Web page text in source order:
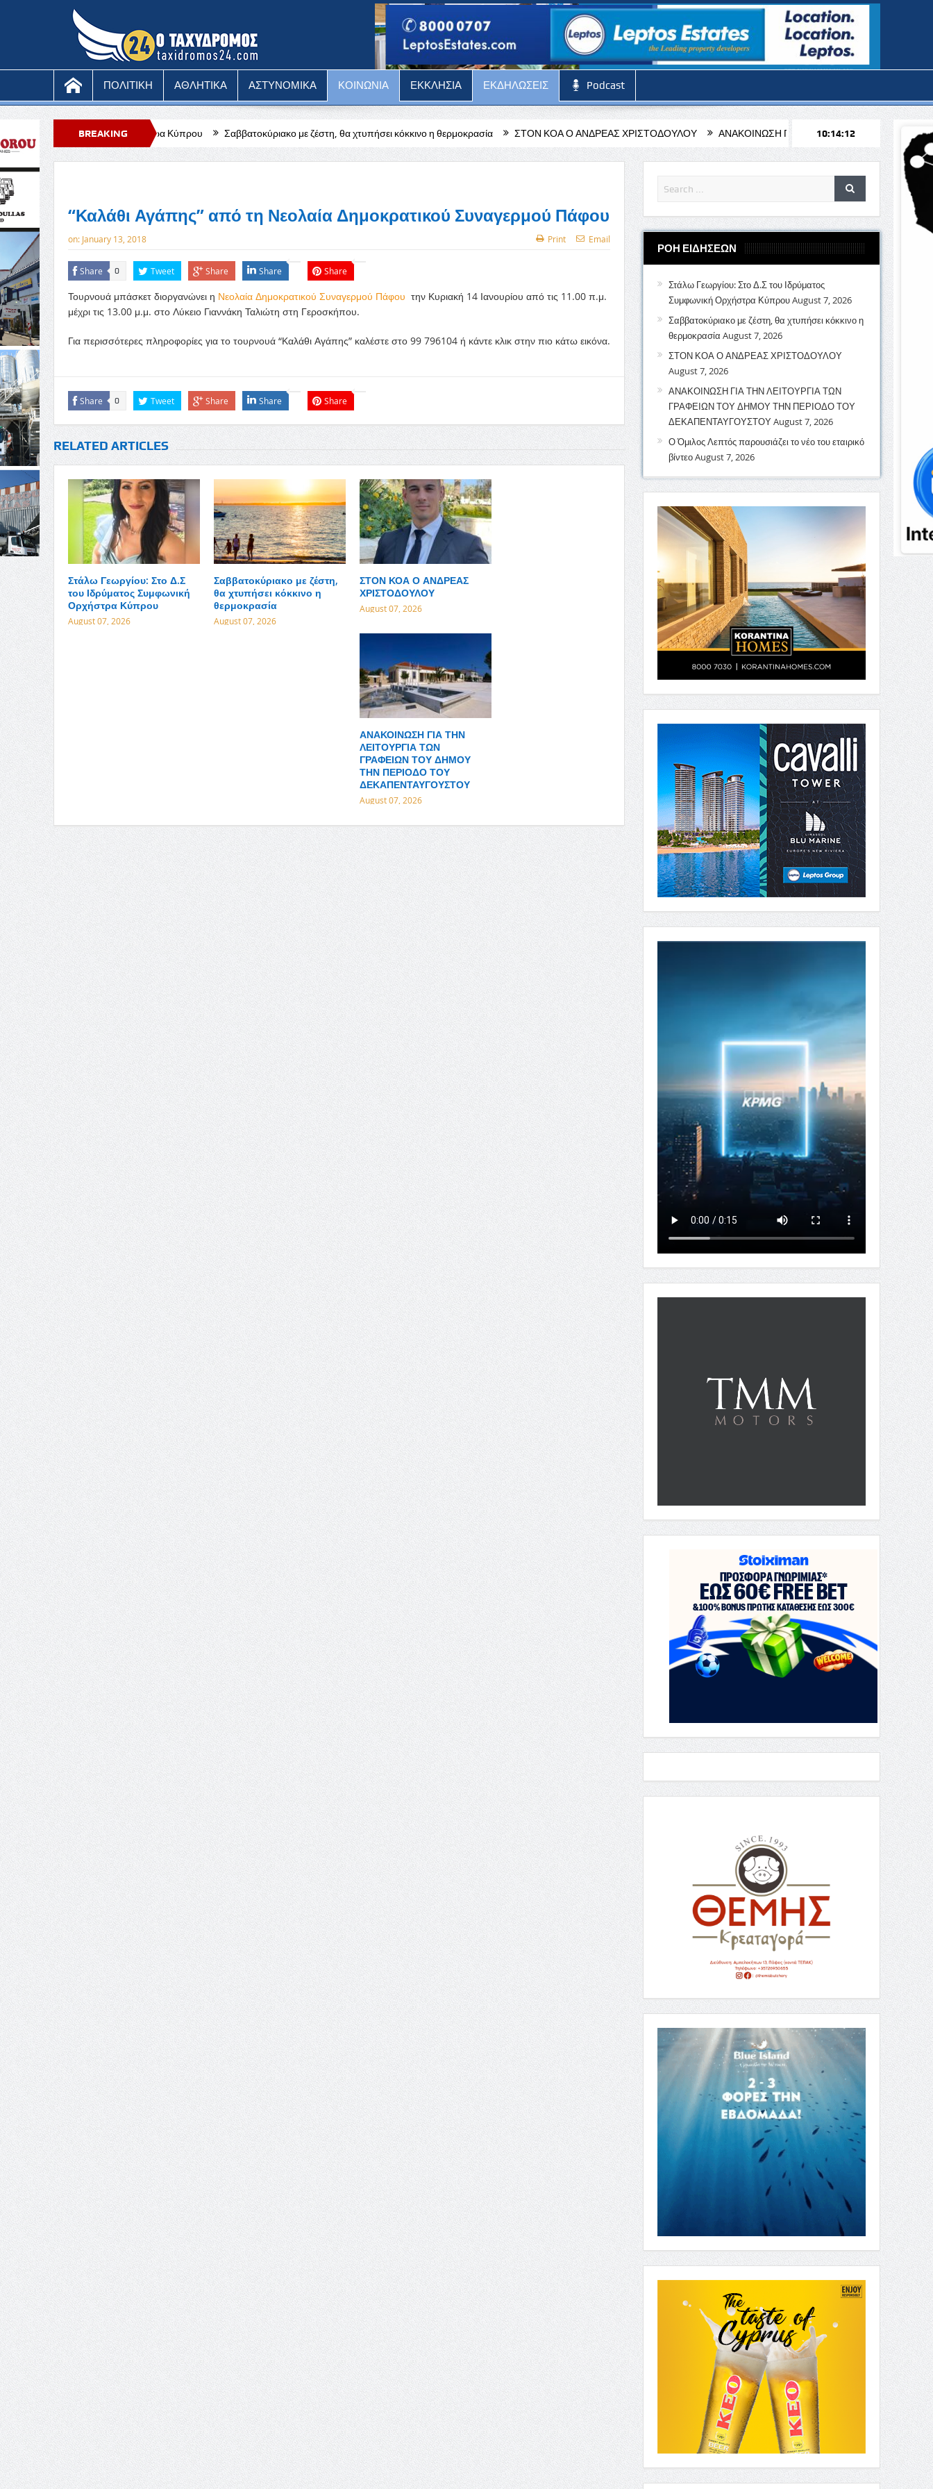
ΠΟΛΙΤΙΚΗ ΑΘΛΗΤΙΚΑ ΑΣΤΥΝΟΜΙΚΑ ΚΟΙΝΩΝΙΑ ΕΚΚΛΗΣΙΑ ΕΚΔΗΛΩΣΕΙΣ Podcast
BREAKING
NEWS
Ορχήστρα Κύπρου Σαββατοκύριακο με ζέστη, θα χτυπήσει κόκκινο η θερμοκρασία ΣΤΟΝ ΚΟΑ Ο ΑΝΔΡΕΑΣ ΧΡΙΣΤΟΔΟΥΛΟΥ ΑΝΑΚΟΙΝΩΣΗ ΓΙΑ ΤΗΝ ΛΕΙΤΟΥΡΓΙΑ ΤΩΝ ΓΡΑΦΕΙΩΝ ΤΟΥ ΔΗΜΟΥ
10:14:14
“Καλάθι Αγάπης” από τη Νεολαία Δημοκρατικού Συναγερμού Πάφου
on: January 13, 2018 Print Email
Share 0 Tweet Share Share Share
Τουρνουά μπάσκετ διοργανώνει η Νεολαία Δημοκρατικού Συναγερμού Πάφου την Κυριακή 14 Ιανουρίου από τις 11.00 π.μ.
μέχρι τις 13.00 μ.μ. στο Λύκειο Γιαννάκη Ταλιώτη στη Γεροσκήπου.
Για περισσότερες πληροφορίες για το τουρνουά “Καλάθι Αγάπης” καλέστε στο 99 796104 ή κάντε κλικ στην πιο κάτω εικόνα.
Share 0 Tweet Share Share Share
RELATED ARTICLES
Στάλω Γεωργίου: Στο Δ.Σ
του Ιδρύματος Συμφωνική
Ορχήστρα Κύπρου
August 07, 2026
Σαββατοκύριακο με ζέστη,
θα χτυπήσει κόκκινο η
θερμοκρασία
August 07, 2026
ΣΤΟΝ ΚΟΑ Ο ΑΝΔΡΕΑΣ
ΧΡΙΣΤΟΔΟΥΛΟΥ
August 07, 2026
ΑΝΑΚΟΙΝΩΣΗ ΓΙΑ ΤΗΝ
ΛΕΙΤΟΥΡΓΙΑ ΤΩΝ
ΓΡΑΦΕΙΩΝ ΤΟΥ ΔΗΜΟΥ
ΤΗΝ ΠΕΡΙΟΔΟ ΤΟΥ
ΔΕΚΑΠΕΝΤΑΥΓΟΥΣΤΟΥ
August 07, 2026
ΡΟΗ ΕΙΔΗΣΕΩΝ
Στάλω Γεωργίου: Στο Δ.Σ του Ιδρύματος
Συμφωνική Ορχήστρα ΚύπρουAugust 7, 2026
Σαββατοκύριακο με ζέστη, θα χτυπήσει κόκκινο η
θερμοκρασία August 7, 2026
ΣΤΟΝ ΚΟΑ Ο ΑΝΔΡΕΑΣ ΧΡΙΣΤΟΔΟΥΛΟΥ
August 7, 2026
ΑΝΑΚΟΙΝΩΣΗ ΓΙΑ ΤΗΝ ΛΕΙΤΟΥΡΓΙΑ ΤΩΝ
ΓΡΑΦΕΙΩΝ ΤΟΥ ΔΗΜΟΥ ΤΗΝ ΠΕΡΙΟΔΟ ΤΟΥ
ΔΕΚΑΠΕΝΤΑΥΓΟΥΣΤΟΥAugust 7, 2026
Ο Όμιλος Λεπτός παρουσιάζει το νέο του εταιρικό
βίντεοAugust 7, 2026